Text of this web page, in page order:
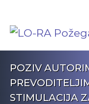
POZIV
STIMULACIJA